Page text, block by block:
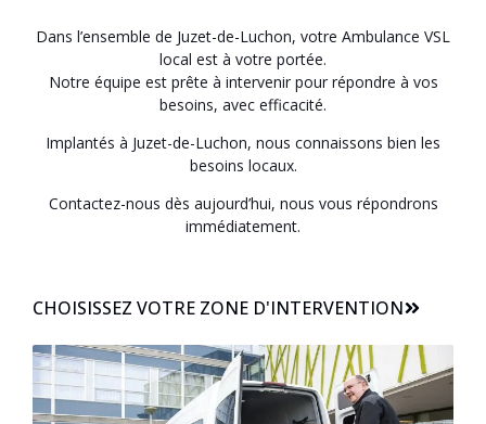
Dans l’ensemble de Juzet-de-Luchon, votre Ambulance VSL
local est à votre portée.
Notre équipe est prête à intervenir pour répondre à vos
besoins, avec efficacité.
Implantés à Juzet-de-Luchon, nous connaissons bien les
besoins locaux.
Contactez-nous dès aujourd’hui, nous vous répondrons
immédiatement.
CHOISISSEZ VOTRE ZONE D'INTERVENTION